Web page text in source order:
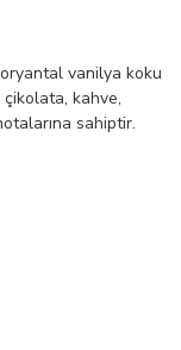
vanilya koku
çikolata, kahve,
sahiptir.